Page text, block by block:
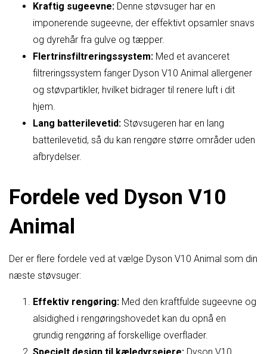
Kraftig sugeevne: Denne støvsuger har en
imponerende sugeevne, der effektivt opsamler snavs
og dyrehår fra gulve og tæpper.
Flertrinsfiltreringssystem: Med et avanceret
filtreringssystem fanger Dyson V10 Animal allergener
og støvpartikler, hvilket bidrager til renere luft i dit
hjem.
Lang batterilevetid: Støvsugeren har en lang
batterilevetid, så du kan rengøre større områder uden
afbrydelser.
Fordele ved Dyson V10
Animal
Der er flere fordele ved at vælge Dyson V10 Animal som din
næste støvsuger:
Effektiv rengøring: Med den kraftfulde sugeevne og
alsidighed i rengøringshovedet kan du opnå en
grundig rengøring af forskellige overflader.